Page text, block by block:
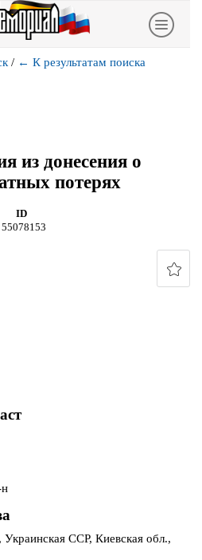
/ ← К результатам поиска
из донесения о
потерях
ID
55078153
ССР, Киевская обл.,